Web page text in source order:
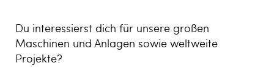
Du interessierst dich für unsere großen
Maschinen und Anlagen sowie weltweite
Projekte?